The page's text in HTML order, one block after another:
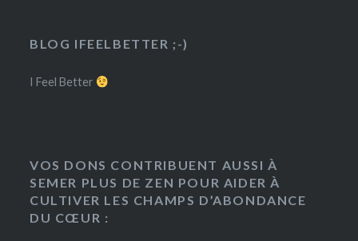
BLOG IFEELBETTER ;-)
I Feel Better
VOS DONS CONTRIBUENT AUSSI À
SEMER PLUS DE ZEN POUR AIDER À
CULTIVER LES CHAMPS D’ABONDANCE
DU CŒUR :